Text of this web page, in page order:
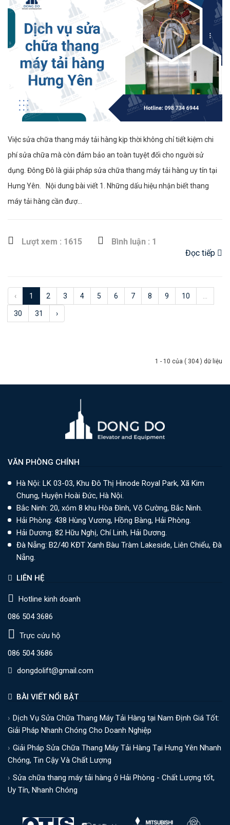
Việc sửa chữa thang máy tải hàng kịp thời không chỉ tiết kiệm chi
phí sửa chữa mà còn đảm bảo an toàn tuyệt đối cho người sử
dụng. Đông Đô là giải pháp sửa chữa thang máy tải hàng uy tín tại
Hưng Yên. Nội dung bài viết 1. Những dấu hiệu nhận biết thang
máy tải hàng cần đượ...
Lượt xem : 1615
Bình luận : 1
Đọc tiếp
‹ 1 2 3 4 5 6 7 8 9 10
30 31 ›
1 - 10 của ( 304 ) dữ liệu
VĂN PHÒNG CHÍNH
Hà Nội: LK 03-03, Khu Đô Thị Hinode Royal Park, Xã Kim
Chung, Huyện Hoài Đức, Hà Nội.
Bắc Ninh: 20, xóm 8 khu Hòa Đình, Võ Cường, Bắc Ninh.
Hải Phòng: 438 Hùng Vương, Hồng Bàng, Hải Phòng.
Hải Dương: 82 Hữu Nghị, Chí Linh, Hải Dương.
Đà Nẵng: B2/40 KĐT Xanh Bàu Tràm Lakeside, Liên Chiểu, Đà
Nẵng.
LIÊN HỆ
Hotline kinh doanh
086 504 3686
Trực cứu hộ
086 504 3686
dongdolift@gmail.com
BÀI VIẾT NỔI BẬT
Dịch Vụ Sửa Chữa Thang Máy Tải Hàng tại Nam Định Giá Tốt:
Giải Pháp Nhanh Chóng Cho Doanh Nghiệp
Giải Pháp Sửa Chữa Thang Máy Tải Hàng Tại Hưng Yên Nhanh
Chóng, Tin Cậy Và Chất Lượng
Sửa chữa thang máy tải hàng ở Hải Phòng - Chất Lượng tốt,
Uy Tín, Nhanh Chóng